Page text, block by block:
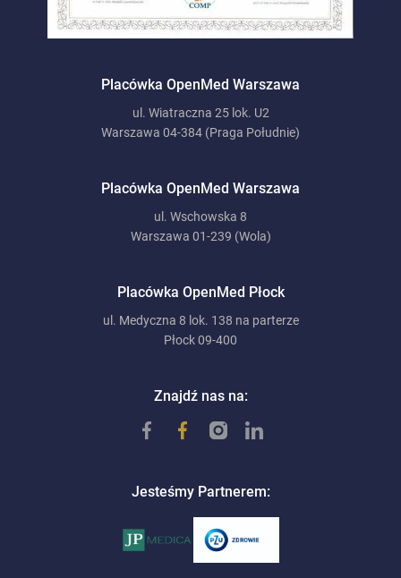
Placówka OpenMed Warszawa
ul. Wiatraczna 25 lok. U2
Warszawa 04-384 (Praga Południe)
Placówka OpenMed Warszawa
ul. Wschowska 8
Warszawa 01-239 (Wola)
Placówka OpenMed Płock
ul. Medyczna 8 lok. 138 na parterze
Płock 09-400
Znajdź nas na:
Jesteśmy Partnerem: